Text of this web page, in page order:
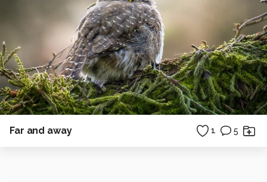
Far and away 1 5